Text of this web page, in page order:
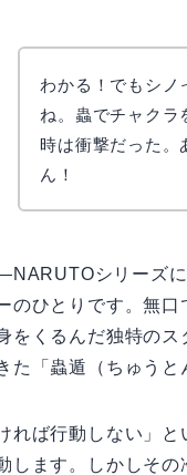
わかる！でもシノ
ね。蟲でチャクラ
時は衝撃だった。
ん！
シリーズに
のひとりです。無
をくるんだ独特の
た「蟲遁（ちゅうと
れば行動しない」
します。しかしそ